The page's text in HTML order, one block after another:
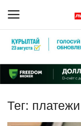
Главная
Обратная связь
Тег: платежи